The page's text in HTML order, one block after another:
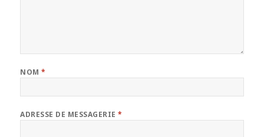
NOM*
ADRESSE DE MESSAGERIE*